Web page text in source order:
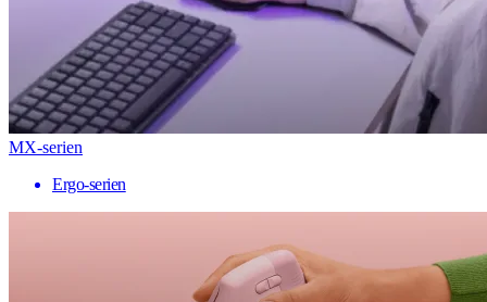
MX-serien
Ergo-serien